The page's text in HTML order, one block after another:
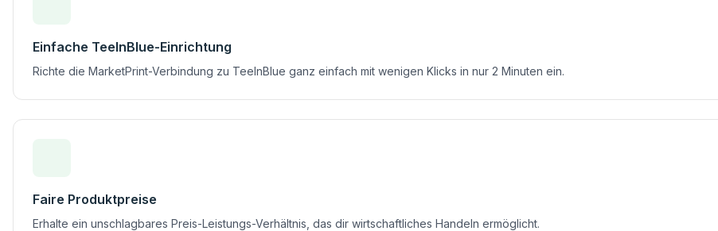
Einfache TeeInBlue-Einrichtung
Richte die MarketPrint-Verbindung zu TeeInBlue ganz einfach mit wenigen Klicks in nur 2 Minuten ein.
Faire Produktpreise
Erhalte ein unschlagbares Preis-Leistungs-Verhältnis, das dir wirtschaftliches Handeln ermöglicht.